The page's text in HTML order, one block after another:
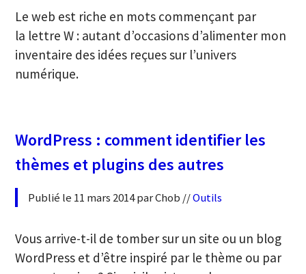
Le web est riche en mots commençant par
la lettre W : autant d’occasions d’alimenter mon
inventaire des idées reçues sur l’univers
numérique.
WordPress : comment identifier les
thèmes et plugins des autres
Publié le 11 mars 2014 par Chob //Outils
Vous arrive-t-il de tomber sur un site ou un blog
WordPress et d’être inspiré par le thème ou par